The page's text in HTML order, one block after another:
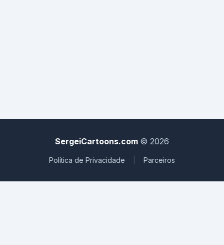
SergeiCartoons.com © 2026
Política de Privacidade Parceiros